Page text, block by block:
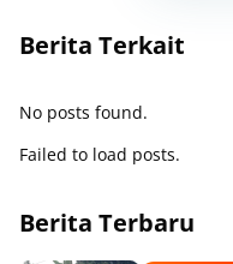
Berita Terkait
No posts found.
Failed to load posts.
Berita Terbaru